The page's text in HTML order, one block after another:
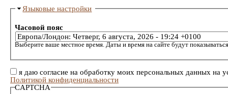
Языковые настройки
Часовой пояс
Выберите ваше местное время. Даты и время на сайте будут
я даю согласие на обработку моих персональных данных на
Политикой конфиденциальности
CAPTCHA